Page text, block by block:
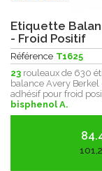
Etiquette
- Froid Positif
Référence T1625
23 rouleaux de 630
balance Avery Berkel
adhésif pour froid
bisphenol A.